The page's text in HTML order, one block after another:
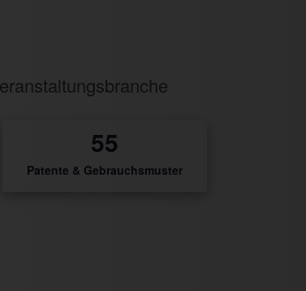
1
Patente & Gebrauchsmuster